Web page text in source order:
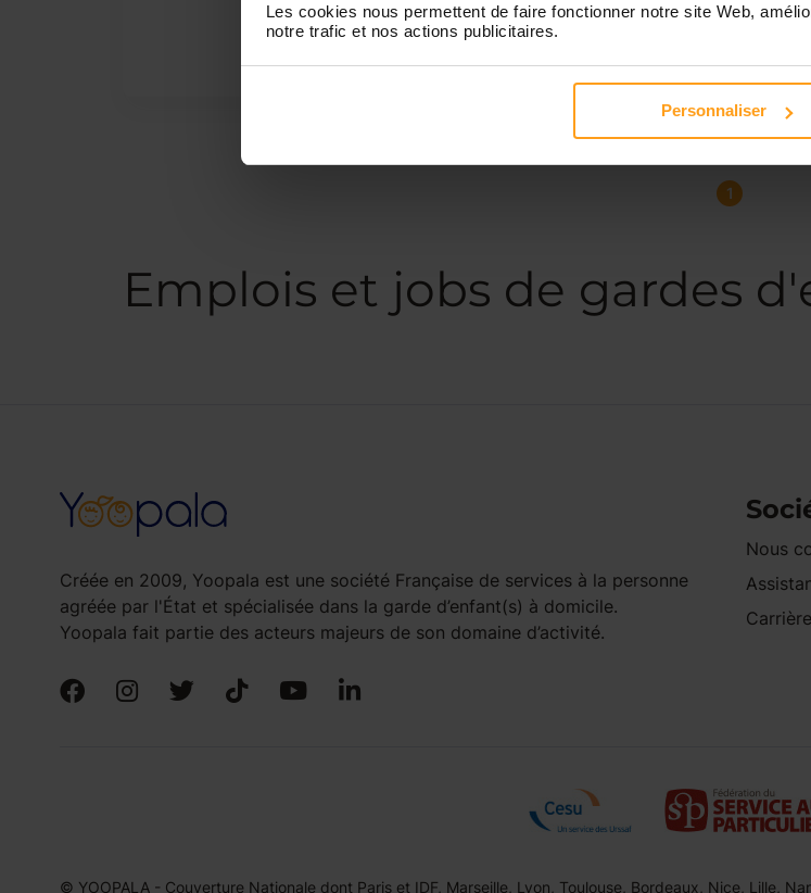
Les cookies nous permettent de faire fonctionner notre site Web,
notre trafic et nos actions publicitaires.
Personnaliser
1
Emplois et jobs de gardes
Créée en 2009, Yoopala est une société Française de services à la personne
agréée par l'État et spécialisée dans la garde d’enfant(s) à domicile.
Yoopala fait partie des acteurs majeurs de son domaine d’activité.
Nous
© YOOPALA - Couverture Nationale dont Paris et IDF, Marseille, Lyon, Toulouse, Bordeaux, Nice, Lille,